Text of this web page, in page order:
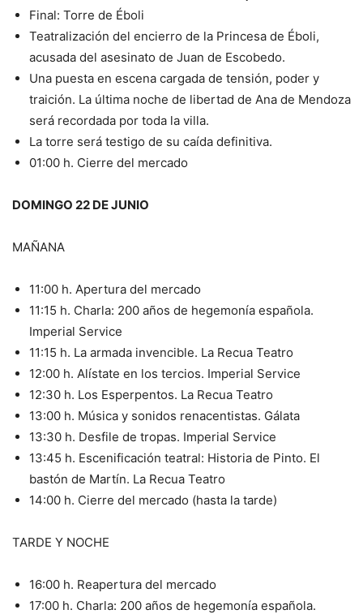
Final: Torre de Éboli
Teatralización del encierro de la Princesa de Éboli,
acusada del asesinato de Juan de Escobedo.
Una puesta en escena cargada de tensión, poder y
traición. La última noche de libertad de Ana de Mendoza
será recordada por toda la villa.
La torre será testigo de su caída definitiva.
01:00 h. Cierre del mercado
DOMINGO 22 DE JUNIO
MAÑANA
11:00 h. Apertura del mercado
11:15 h. Charla: 200 años de hegemonía española.
Imperial Service
11:15 h. La armada invencible. La Recua Teatro
12:00 h. Alístate en los tercios. Imperial Service
12:30 h. Los Esperpentos. La Recua Teatro
13:00 h. Música y sonidos renacentistas. Gálata
13:30 h. Desfile de tropas. Imperial Service
13:45 h. Escenificación teatral: Historia de Pinto. El
bastón de Martín. La Recua Teatro
14:00 h. Cierre del mercado (hasta la tarde)
TARDE Y NOCHE
16:00 h. Reapertura del mercado
17:00 h. Charla: 200 años de hegemonía española.